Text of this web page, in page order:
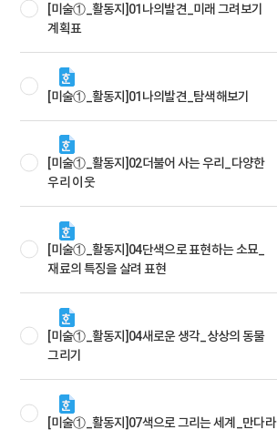
[미술①_활동지]01나의발견_미래 그려보기
계획표
[미술①_활동지]01나의발견_탐색해보기
[미술①_활동지]02더불어 사는 우리_다양한
우리 이웃
[미술①_활동지]04단색으로 표현하는 소묘_
재료의 특징을 살려 표현
[미술①_활동지]04새로운 생각_상상의 동물
그리기
[미술①_활동지]07색으로 그리는 세계_만다라